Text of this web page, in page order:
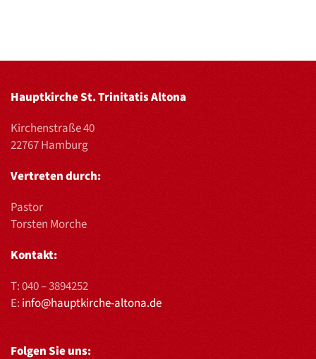
Hauptkirche St. Trinitatis Altona
Kirchenstraße 40
22767 Hamburg
Vertreten durch:
Pastor
Torsten Morche
Kontakt:
T:040 – 3894252
E: info@hauptkirche-altona.de
Folgen Sie uns: